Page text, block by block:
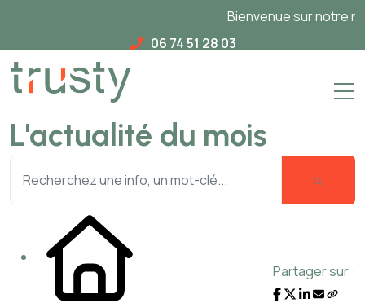
Bienvenue sur notre
06 74 51 28 03
L'actualité du mois
Partager sur :